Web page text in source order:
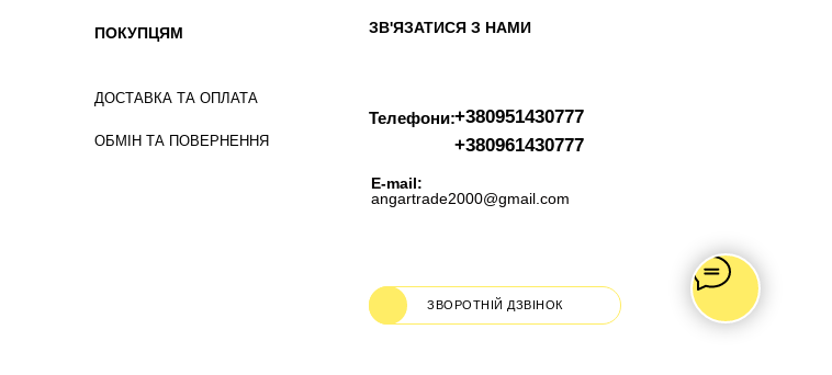
ДОСТАВКА ТА ОПЛАТА
ОБМІН ТА ПОВЕРНЕННЯ
ПОКУПЦЯМ ЗВ'ЯЗАТИСЯ З НАМИ
Телефони:
E-mail:
angartrade2000@gmail.com
ЗВОРОТНІЙ ДЗВІНОК
+380951430777
+380961430777